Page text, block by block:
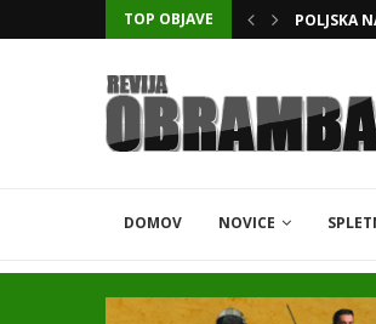
TOP OBJAVE KATARSKI
DOMOV NOVICE